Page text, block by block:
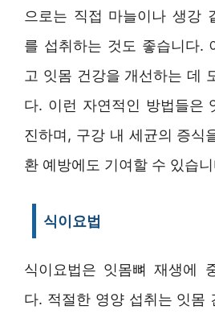
으로는 직접 마늘이나 생강
를 섭취하는 것도 좋습니다.
고 잇몸 건강을 개선하는 데
다. 이런 자연적인 방법들은
진하며, 구강 내 세균의 증식
환 예방에도 기여할 수 있습
식이요법
식이요법은 잇몸뼈 재생에
다. 적절한 영양 섭취는 잇몸